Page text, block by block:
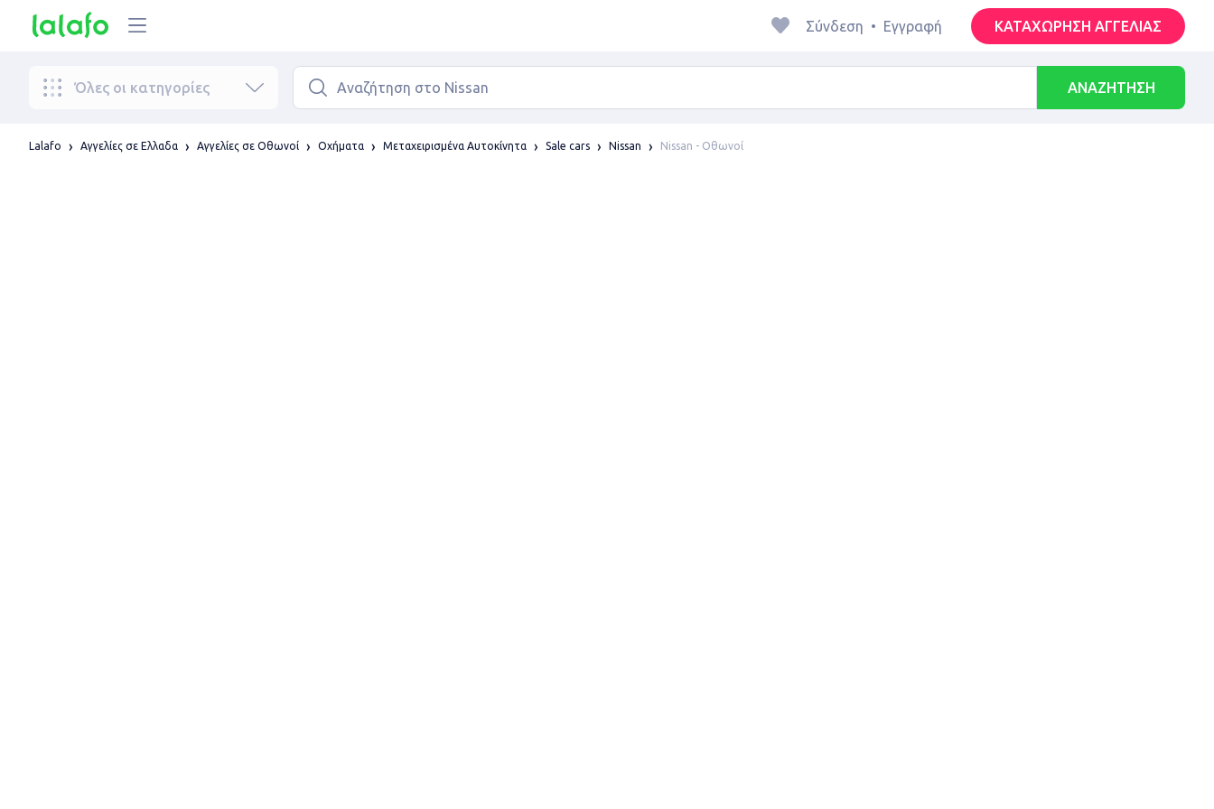
Σύνδεση • Εγγραφή ΚΑΤΑΧΩΡΗΣΗ ΑΓΓΕΛΙΑΣ
Όλες οι κατηγορίες ΑΝΑΖΗΤΗΣΗ
Lalafo Αγγελίες σε Ελλαδα Αγγελίες σε Οθωνοί Οχήματα Μεταχειρισμένα Αυτοκίνητα Sale cars Nissan Nissan - Οθωνοί